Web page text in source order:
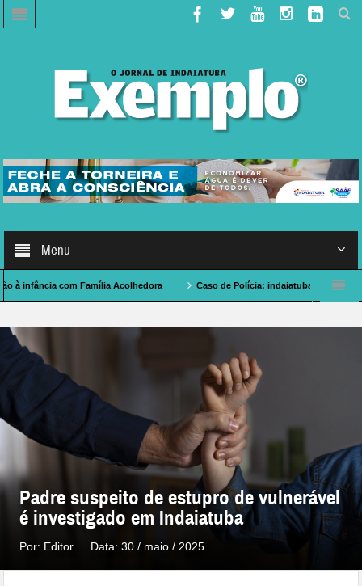
Menu
com Família Acolhedora Caso de Polícia: indaiatubano morre na Bahia
Padre suspeito de estupro de vulnerável
é investigado em Indaiatuba
Por: Editor Data:30 / maio / 2025